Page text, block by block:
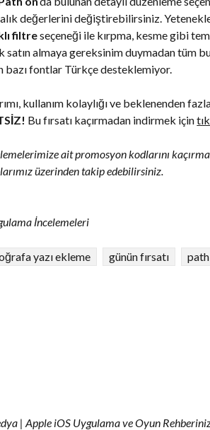
değerlerini değiştirebilirsiniz.
filtreseçeneği ile kırpma, kesme gibi
satın almaya gereksinim duymadan tüm
bazı fontlar Türkçe desteklemiyor.
kullanım kolaylığı ve beklenenden
Bu fırsatı kaçırmadan indirmek için
ait promosyon kodlarını
üzerinden takip edebilirsiniz.
İncelemeleri
yazı ekleme günün fırsatı
| Apple iOS Uygulama ve Oyun